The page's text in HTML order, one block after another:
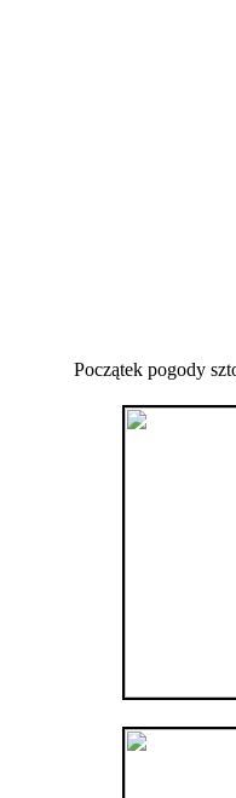
Początek pogody